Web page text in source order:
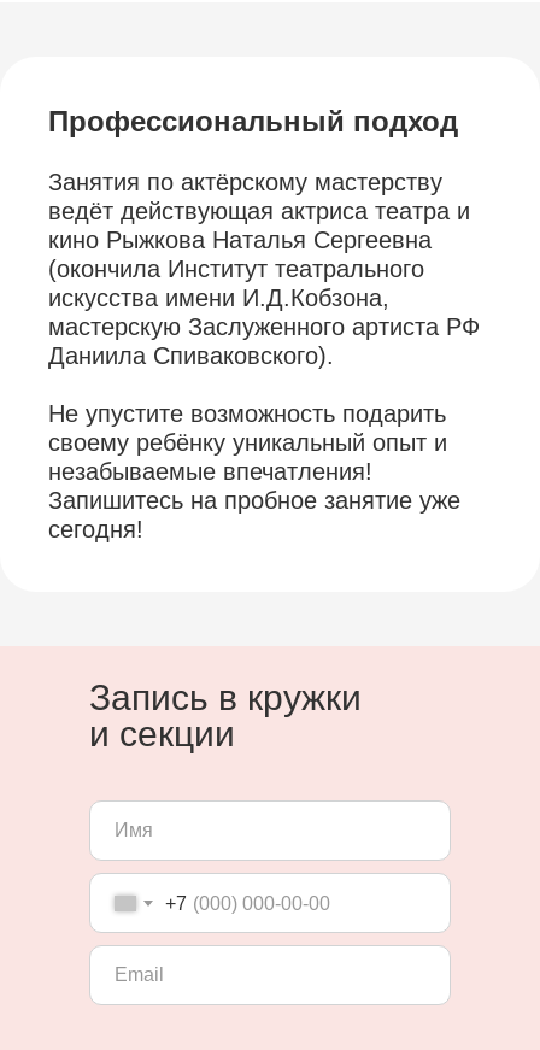
Профессиональный подход
Занятия по актёрскому мастерству
ведёт действующая актриса театра и
кино Рыжкова Наталья Сергеевна
(окончила Институт театрального
искусства имени И.Д.Кобзона,
мастерскую Заслуженного артиста РФ
Даниила Спиваковского).
Не упустите возможность подарить
своему ребёнку уникальный опыт и
незабываемые впечатления!
Запишитесь на пробное занятие уже
сегодня!
+7
Запись в кружки
и секции